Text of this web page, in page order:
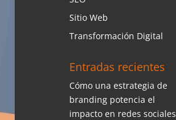
Sitio Web
Transformación Digital
Entradas recientes
Cómo una estrategia de
branding potencia el
impacto en redes sociales